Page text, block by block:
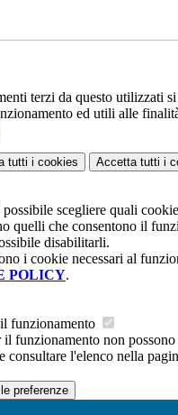
terzi da questo utilizzati
ed utili alle
tutti i cookies Accetta tutti i
possibile scegliere quali
quelli che consentono il
disabilitarli.
i cookie necessari al
POLICY.
funzionamento
funzionamento non possono
consultare l'elenco nella
preferenze